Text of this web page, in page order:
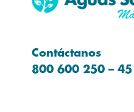
Contáctanos
800 600 250 –